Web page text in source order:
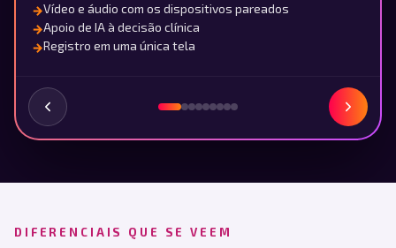
→Vídeo e áudio com os dispositivos pareados
→Apoio de IA à decisão clínica
→Registro em uma única tela
DIFERENCIAIS QUE SE VEEM